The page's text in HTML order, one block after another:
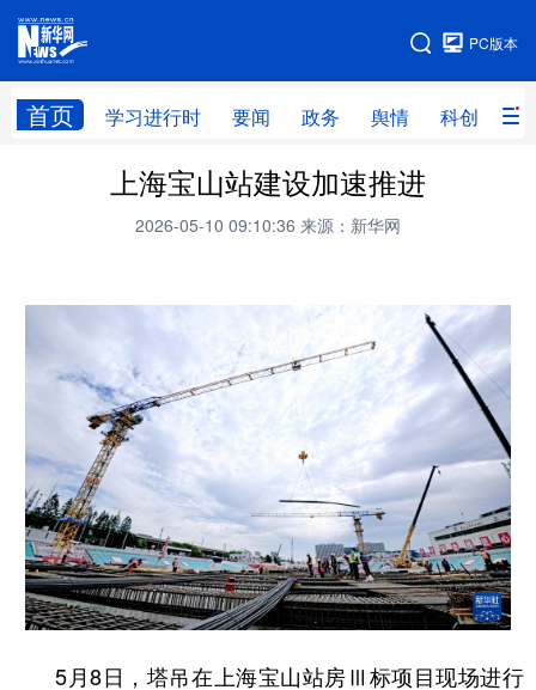
PC版本
首页 学习进行时 要闻 政务 舆情 科创 产
网站地图
学习进行时 要闻
科创 产经
图片
信息 廉政 长三角频道
上海宝山站建设加速推进
2026-05-10 09:10:36 来源：新华网
5月8日，塔吊在上海宝山站房Ⅲ标项目现场进行